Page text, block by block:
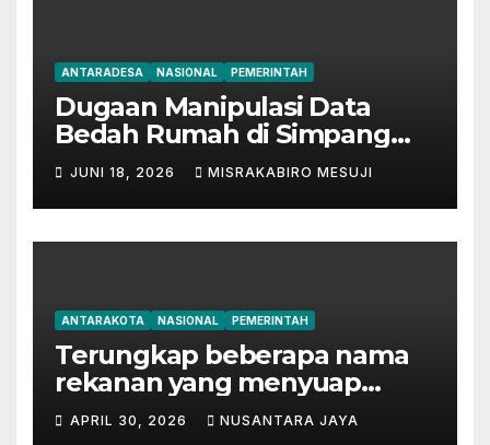
ANTARADESA NASIONAL PEMERINTAH
Dugaan Manipulasi Data
Bedah Rumah di Simpang
Mesuji, Oknum Tak
Bertanggung Jawab
Disinyalir ‘Kondisikan’ Bansos
JUNI 18, 2026 MISRAKABIRO MESUJI
ANTARAKOTA NASIONAL PEMERINTAH
Terungkap beberapa nama
rekanan yang menyuap
mantan Bupati Lampung
Tengah
APRIL 30, 2026 NUSANTARA JAYA